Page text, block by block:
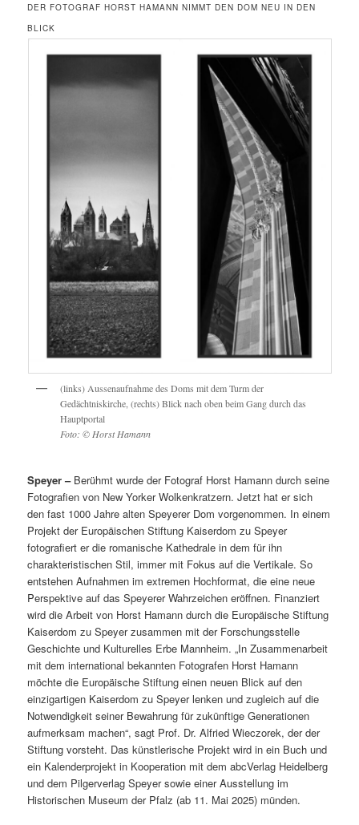
DER FOTOGRAF HORST HAMANN NIMMT DEN DOM NEU IN DEN
BLICK
(links) Aussenaufnahme des Doms mit dem Turm der
Gedächtniskirche, (rechts) Blick nach oben beim Gang durch das
Hauptportal
Foto: © Horst Hamann
Speyer –Berühmt wurde der Fotograf Horst Hamann durch seine
Fotografien von New Yorker Wolkenkratzern. Jetzt hat er sich
den fast 1000 Jahre alten Speyerer Dom vorgenommen. In einem
Projekt der Europäischen Stiftung Kaiserdom zu Speyer
fotografiert er die romanische Kathedrale in dem für ihn
charakteristischen Stil, immer mit Fokus auf die Vertikale. So
entstehen Aufnahmen im extremen Hochformat, die eine neue
Perspektive auf das Speyerer Wahrzeichen eröffnen. Finanziert
wird die Arbeit von Horst Hamann durch die Europäische Stiftung
Kaiserdom zu Speyer zusammen mit der Forschungsstelle
Geschichte und Kulturelles Erbe Mannheim. „In Zusammenarbeit
mit dem international bekannten Fotografen Horst Hamann
möchte die Europäische Stiftung einen neuen Blick auf den
einzigartigen Kaiserdom zu Speyer lenken und zugleich auf die
Notwendigkeit seiner Bewahrung für zukünftige Generationen
aufmerksam machen“, sagt Prof. Dr. Alfried Wieczorek, der der
Stiftung vorsteht. Das künstlerische Projekt wird in ein Buch und
ein Kalenderprojekt in Kooperation mit dem abcVerlag Heidelberg
und dem Pilgerverlag Speyer sowie einer Ausstellung im
Historischen Museum der Pfalz (ab 11. Mai 2025) münden.